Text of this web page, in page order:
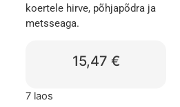
koertele hirve, põhjapõdra ja
metsseaga.
15,47 €
7 laos